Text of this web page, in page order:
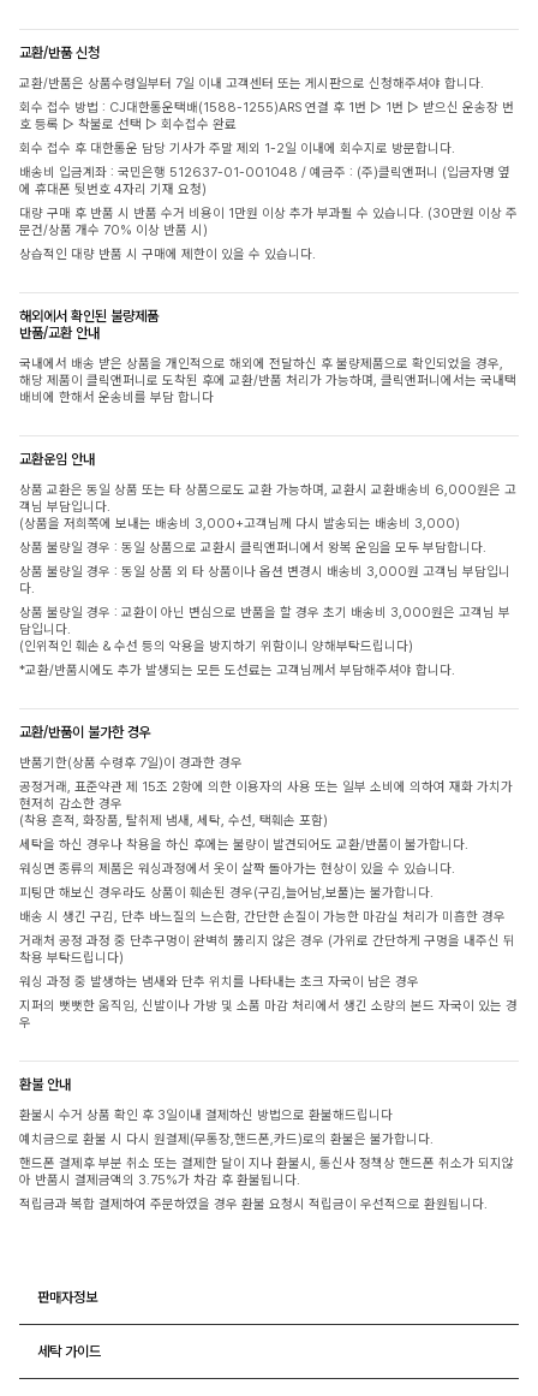
교환/반품 신청
교환/반품은 상품수령일부터 7일 이내 고객센터 또는 게시판으로 신청해주셔야 합니다.
회수 접수 방법 : CJ대한통운택배(1588-1255)ARS 연결 후 1번 ▷ 1번 ▷ 받으신 운송장 번
호 등록 ▷ 착불로 선택 ▷ 회수접수 완료
회수 접수 후 대한통운 담당 기사가 주말 제외 1-2일 이내에 회수지로 방문합니다.
배송비 입금계좌 : 국민은행 512637-01-001048 / 예금주 : (주)클릭앤퍼니 (입금자명 옆
에 휴대폰 뒷번호 4자리 기재 요청)
대량 구매 후 반품 시 반품 수거 비용이 1만원 이상 추가 부과될 수 있습니다. (30만원 이상 주
문건/상품 개수 70% 이상 반품 시)
상습적인 대량 반품 시 구매에 제한이 있을 수 있습니다.
해외에서 확인된 불량제품
반품/교환 안내
국내에서 배송 받은 상품을 개인적으로 해외에 전달하신 후 불량제품으로 확인되었을 경우,
해당 제품이 클릭앤퍼니로 도착된 후에 교환/반품 처리가 가능하며, 클릭앤퍼니에서는 국내택
배비에 한해서 운송비를 부담 합니다
교환운임 안내
상품 교환은 동일 상품 또는 타 상품으로도 교환 가능하며, 교환시 교환배송비 6,000원은 고
객님 부담입니다.
(상품을 저희쪽에 보내는 배송비 3,000+고객님께 다시 발송되는 배송비 3,000)
상품 불량일 경우 : 동일 상품으로 교환시 클릭앤퍼니에서 왕복 운임을 모두 부담합니다.
상품 불량일 경우 : 동일 상품 외 타 상품이나 옵션 변경시 배송비 3,000원 고객님 부담입니
다.
상품 불량일 경우 : 교환이 아닌 변심으로 반품을 할 경우 초기 배송비 3,000원은 고객님 부
담입니다.
(인위적인 훼손 & 수선 등의 악용을 방지하기 위함이니 양해부탁드립니다)
*교환/반품시에도 추가 발생되는 모든 도선료는 고객님께서 부담해주셔야 합니다.
교환/반품이 불가한 경우
반품기한(상품 수령후 7일)이 경과한 경우
공정거래, 표준약관 제 15조 2항에 의한 이용자의 사용 또는 일부 소비에 의하여 재화 가치가
현저히 감소한 경우
(착용 흔적, 화장품, 탈취제 냄새, 세탁, 수선, 택훼손 포함)
세탁을 하신 경우나 착용을 하신 후에는 불량이 발견되어도 교환/반품이 불가합니다.
워싱면 종류의 제품은 워싱과정에서 옷이 살짝 돌아가는 현상이 있을 수 있습니다.
피팅만 해보신 경우라도 상품이 훼손된 경우(구김,늘어남,보풀)는 불가합니다.
배송 시 생긴 구김, 단추 바느질의 느슨함, 간단한 손질이 가능한 마감실 처리가 미흡한 경우
거래처 공정 과정 중 단추구멍이 완벽히 뚫리지 않은 경우 (가위로 간단하게 구멍을 내주신 뒤
착용 부탁드립니다)
워싱 과정 중 발생하는 냄새와 단추 위치를 나타내는 초크 자국이 남은 경우
지퍼의 뻣뻣한 움직임, 신발이나 가방 및 소품 마감 처리에서 생긴 소량의 본드 자국이 있는 경
우
환불 안내
환불시 수거 상품 확인 후 3일이내 결제하신 방법으로 환불해드립니다
예치금으로 환불 시 다시 원결제(무통장,핸드폰,카드)로의 환불은 불가합니다.
핸드폰 결제후 부분 취소 또는 결제한 달이 지나 환불시, 통신사 정책상 핸드폰 취소가 되지않
아 반품시 결제금액의 3.75%가 차감 후 환불됩니다.
적립금과 복합 결제하여 주문하였을 경우 환불 요청시 적립금이 우선적으로 환원됩니다.
판매자정보
세탁 가이드